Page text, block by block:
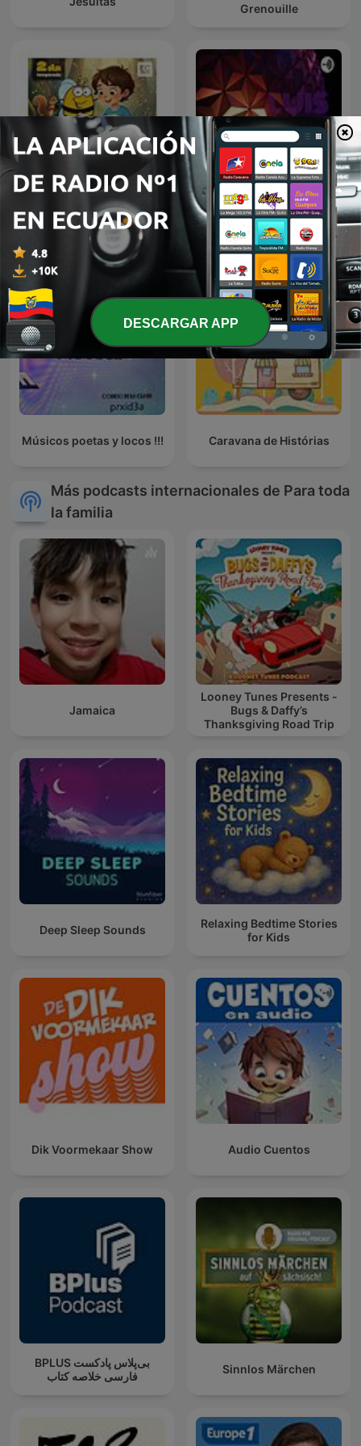
Grenouille
La abeja Vi-Vi
cuentacuentos
LUIS ALFONSO
Músicos poetas y locos !!! Caravana de Histórias
Más podcasts internacionales de Para toda
la familia
Jamaica
Looney Tunes Presents -
Bugs & Daffy’s
Thanksgiving Road Trip
Deep Sleep Sounds
Relaxing Bedtime Stories
for Kids
Dik Voormekaar Show Audio Cuentos
‌BPLUS بی‌پلاس پادکست
فارسی خلاصه کتاب
Sinnlos Märchen
DESCARGAR APP